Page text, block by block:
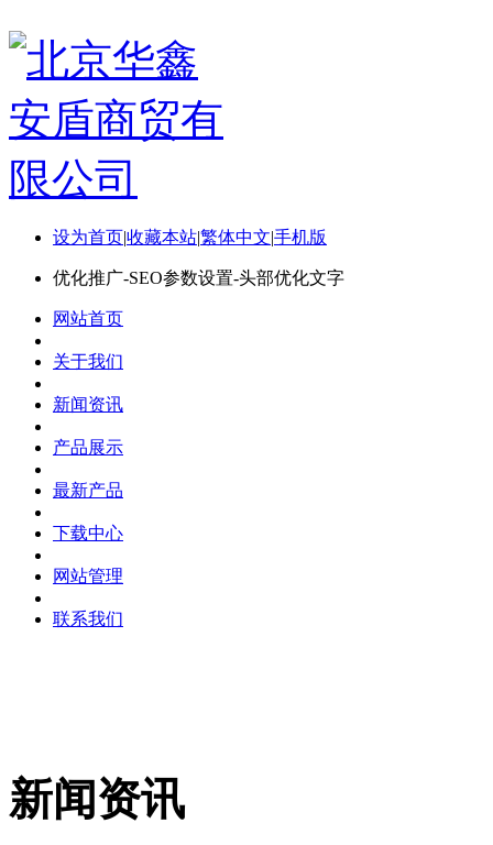
设为首页|收藏本站|繁体中文|手机版
优化推广-SEO参数设置-头部优化文字
网站首页
关于我们
新闻资讯
产品展示
最新产品
下载中心
网站管理
联系我们
新闻资讯